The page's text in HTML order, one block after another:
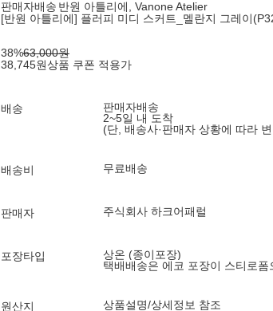
판매자배송 반원 아틀리에, Vanone Atelier
[반원 아틀리에] 플러피 미디 스커트_멜란지 그레이
38%63,000원
38,745원상품 쿠폰 적용가
배송
판매자배송
2~5일 내 도착
(단, 배송사·판매자 상황에 따라
배송비 무료배송
판매자 주식회사 하크어패럴
포장타입
상온 (종이포장)
택배배송은 에코 포장이 스티로폼
원산지 상품설명/상세정보 참조